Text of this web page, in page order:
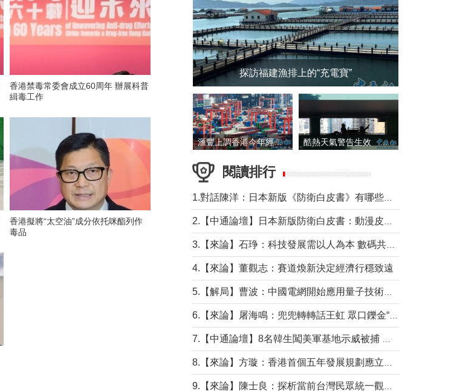
香港禁毒常委會成立60周年 辦展科普
緝毒工作
香港擬將“太空油”成分依托咪酯列作
毒品
探訪福建漁排上的“充電寶”
滙豐上調香港今年經濟增長預測至4.5% 酷熱天氣警告生效 本港高溫持續至下周
閱讀排行
4.【來論】董觀志：賽道煥新決定經濟行穩致遠